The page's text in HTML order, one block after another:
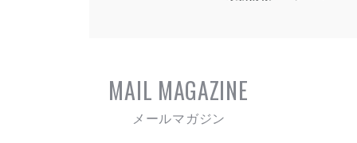
能は、秋の名曲「松風」と、
病気発覚当時の深いエピソー
MAIL MAGAZINE